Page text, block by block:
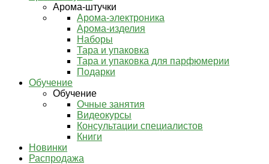
Арома-штучки
Арома-электроника
Арома-изделия
Наборы
Тара и упаковка
Тара и упаковка для парфюмерии
Подарки
Обучение
Обучение
Очные занятия
Видеокурсы
Консультации специалистов
Книги
Новинки
Распродажа